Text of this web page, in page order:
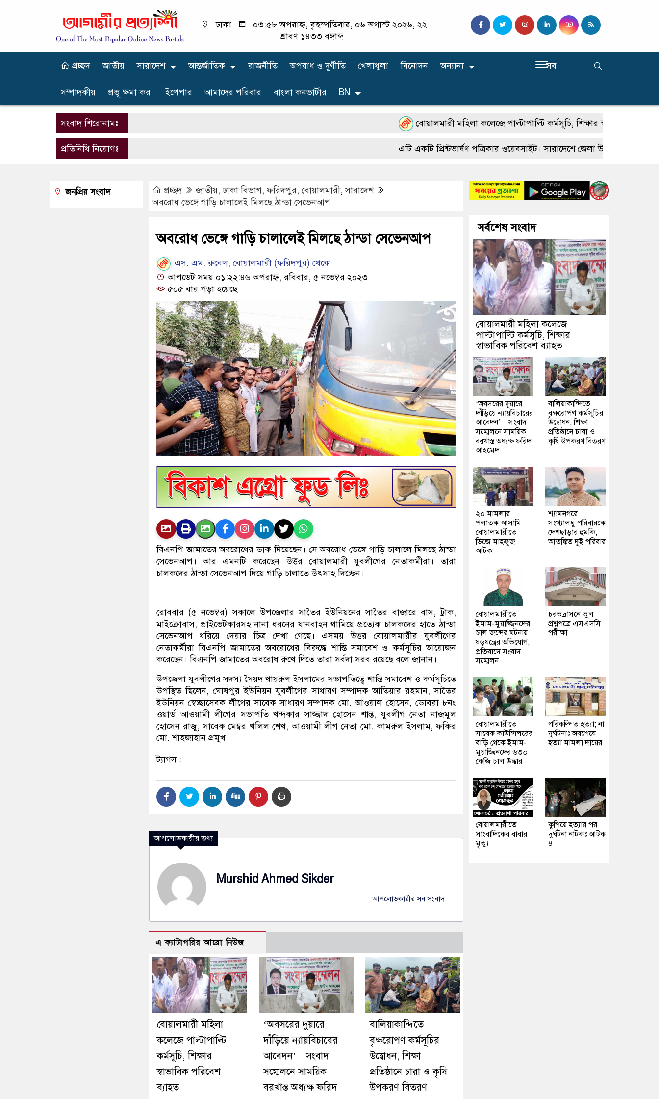
ঢাকা
০৩:৫৮ অপরাহ্ন, বৃহস্পতিবার, ০৬ অগাস্ট ২০২৬, ২২
শ্রাবণ ১৪৩৩ বঙ্গাব্দ
প্রচ্ছদ জাতীয় সারাদেশ আন্তর্জাতিক রাজনীতি অপরাধ ও দুর্ণীতি খেলাধুলা বিনোদন অন্যান্য
সম্পাদকীয় প্রভূ ক্ষমা কর! ইপেপার আমাদের পরিবার বাংলা কনভার্টার BN
সব
সংবাদ শিরোনামঃ বোয়ালমারী মহিলা কলেজে পাল্টাপাল্টি কর্মসূচি, শিক্ষার স্বাভাবিক পরিবেশ ব্যাহত
প্রতিনিধি নিয়োগঃ এটি একটি প্রিন্টভার্ষণ পত্রিকার ওয়েবসাইট। সারাদেশে জেলা উপজেলায়
প্রচ্ছদ জাতীয়,ঢাকা বিভাগ,ফরিদপুর, বোয়ালমারী,সারাদেশ
অবরোধ ভেঙ্গে গাড়ি চালালেই মিলছে ঠান্ডা সেভেনআপ
অবরোধ ভেঙ্গে গাড়ি চালালেই মিলছে ঠান্ডা সেভেনআপ
এস. এম. রুবেল, বোয়ালমারী (ফরিদপুর) থেকে
আপডেট সময় ০১:২২:৪৬ অপরাহ্ন, রবিবার, ৫ নভেম্বর ২০২৩
৫০৫ বার পড়া হয়েছে
বিএনপি জামাতের অবরোধের ডাক দিয়েছেন। সে অবরোধ ভেঙ্গে গাড়ি চালালে মিলছে ঠান্ডা
সেভেনআপ। আর এমনটি করেছেন উত্তর বোয়ালমারী যুবলীগের নেতাকর্মীরা। তারা
চালকদের ঠান্ডা সেভেনআপ দিয়ে গাড়ি চালাতে উৎসাহ দিচ্ছেন।
রোববার (৫ নভেম্বর) সকালে উপজেলার সাতৈর ইউনিয়নের সাতৈর বাজারে বাস, ট্রাক,
মাইক্রোবাস, প্রাইভেটকারসহ নানা ধরনের যানবাহন থামিয়ে প্রত্যেক চালকদের হাতে ঠান্ডা
সেভেনআপ ধরিয়ে দেয়ার চিত্র দেখা গেছে। এসময় উত্তর বোয়ালমারীর যুবলীগের
নেতাকর্মীরা বিএনপি জামাতের অবরোধের বিরুদ্ধে শান্তি সমাবেশ ও কর্মসূচির আয়োজন
করেছেন। বিএনপি জামাতের অবরোধ রুখে দিতে তারা সর্বদা সরব রয়েছে বলে জানান।
উপজেলা যুবলীগের সদস্য সৈয়দ খায়রুল ইসলামের সভাপতিত্বে শান্তি সমাবেশ ও কর্মসূচিতে
উপস্থিত ছিলেন, ঘোষপুর ইউনিয়ন যুবলীগের সাধারণ সম্পাদক আতিয়ার রহমান, সাতৈর
ইউনিয়ন স্বেচ্ছাসেবক লীগের সাবেক সাধারণ সম্পাদক মো. আওয়াল হোসেন, ডোবরা ৮নং
ওয়ার্ড আওয়ামী লীগের সভাপতি খন্দকার সাজ্জাদ হোসেন শান্ত, যুবলীগ নেতা নাজমুল
হোসেন রাজু, সাবেক মেম্বর খলিল শেখ, আওয়ামী লীগ নেতা মো. কামরুল ইসলাম, ফকির
মো. শাহজাহান প্রমুখ।
ট্যাগস :
আপলোডকারীর তথ্য
Murshid Ahmed Sikder
আপলোডকারীর সব সংবাদ
এ ক্যাটাগরির আরো নিউজ
বোয়ালমারী মহিলা
কলেজে পাল্টাপাল্টি
কর্মসূচি, শিক্ষার
স্বাভাবিক পরিবেশ
ব্যাহত
‘অবসরের দুয়ারে
দাঁড়িয়ে ন্যায়বিচারের
আবেদন’—সংবাদ
সম্মেলনে সাময়িক
বরখাস্ত অধ্যক্ষ ফরিদ
বালিয়াকান্দিতে
বৃক্ষরোপণ কর্মসূচির
উদ্বোধন, শিক্ষা
প্রতিষ্ঠানে চারা ও কৃষি
উপকরণ বিতরণ
জনপ্রিয় সংবাদ
সর্বশেষ সংবাদ
বোয়ালমারী মহিলা কলেজে
পাল্টাপাল্টি কর্মসূচি, শিক্ষার
স্বাভাবিক পরিবেশ ব্যাহত
‘অবসরের দুয়ারে
দাঁড়িয়ে ন্যায়বিচারের
আবেদন’—সংবাদ
সম্মেলনে সাময়িক
বরখাস্ত অধ্যক্ষ ফরিদ
আহমেদ
বালিয়াকান্দিতে
বৃক্ষরোপণ কর্মসূচির
উদ্বোধন, শিক্ষা
প্রতিষ্ঠানে চারা ও
কৃষি উপকরণ বিতরণ
২০ মামলার
পলাতক আসামি
বোয়ালমারীতে
ডিজে মাহফুজ
আটক
শ্যামনগরে
সংখ্যালঘু পরিবারকে
দেশছাড়ার হুমকি,
আতঙ্কিত দুই পরিবার
বোয়ালমারীতে
ইমাম-মুয়াজ্জিনদের
চাল জব্দের ঘটনায়
ষড়যন্ত্রের অভিযোগ,
প্রতিবাদে সংবাদ
সম্মেলন
চরভদ্রাসনে ভুল
প্রশ্নপত্রে এসএসসি
পরীক্ষা
বোয়ালমারীতে
সাবেক কাউন্সিলরের
বাড়ি থেকে ইমাম-
মুয়াজ্জিনদের ৬৩০
কেজি চাল উদ্ধার
পরিকল্পিত হত্যা; না
দুর্ঘটনাঃ অবশেষে
হত্যা মামলা দায়ের
বোয়ালমারীতে
সাংবাদিকের বাবার
মৃত্যু
কুপিয়ে হত্যার পর
দুর্ঘটনা নাটকঃ আটক
৪